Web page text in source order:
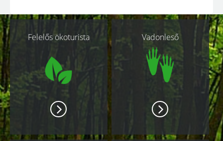
Kapcsolódó
oldalakFelelős ökoturista Vadonleső